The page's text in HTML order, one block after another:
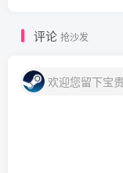
评论 抢沙发
欢迎您留下宝贵